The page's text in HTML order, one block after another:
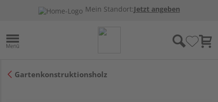
Mein Standort:Jetzt angeben
Gartenkonstruktionsholz